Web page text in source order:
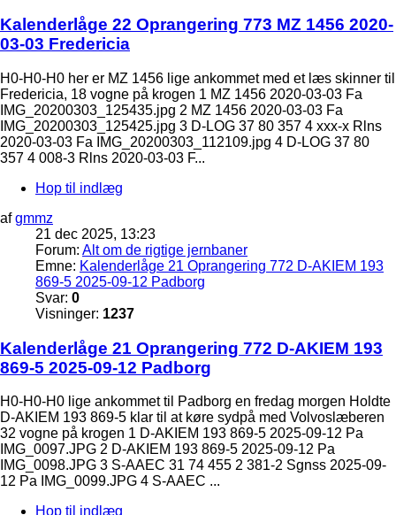
Kalenderlåge 22 Oprangering 773 MZ 1456 2020-
03-03 Fredericia
H0-H0-H0 her er MZ 1456 lige ankommet med et læs skinner til
Fredericia, 18 vogne på krogen 1 MZ 1456 2020-03-03 Fa
IMG_20200303_125435.jpg 2 MZ 1456 2020-03-03 Fa
IMG_20200303_125425.jpg 3 D-LOG 37 80 357 4 xxx-x Rlns
2020-03-03 Fa IMG_20200303_112109.jpg 4 D-LOG 37 80
357 4 008-3 Rlns 2020-03-03 F...
Hop til indlæg
afgmmz
21 dec 2025, 13:23
Forum: Alt om de rigtige jernbaner
Emne: Kalenderlåge 21 Oprangering 772 D-AKIEM 193
869-5 2025-09-12 Padborg
Svar: 0
Visninger: 1237
Kalenderlåge 21 Oprangering 772 D-AKIEM 193
869-5 2025-09-12 Padborg
H0-H0-H0 lige ankommet til Padborg en fredag morgen Holdte
D-AKIEM 193 869-5 klar til at køre sydpå med Volvoslæberen
32 vogne på krogen 1 D-AKIEM 193 869-5 2025-09-12 Pa
IMG_0097.JPG 2 D-AKIEM 193 869-5 2025-09-12 Pa
IMG_0098.JPG 3 S-AAEC 31 74 455 2 381-2 Sgnss 2025-09-
12 Pa IMG_0099.JPG 4 S-AAEC ...
Hop til indlæg